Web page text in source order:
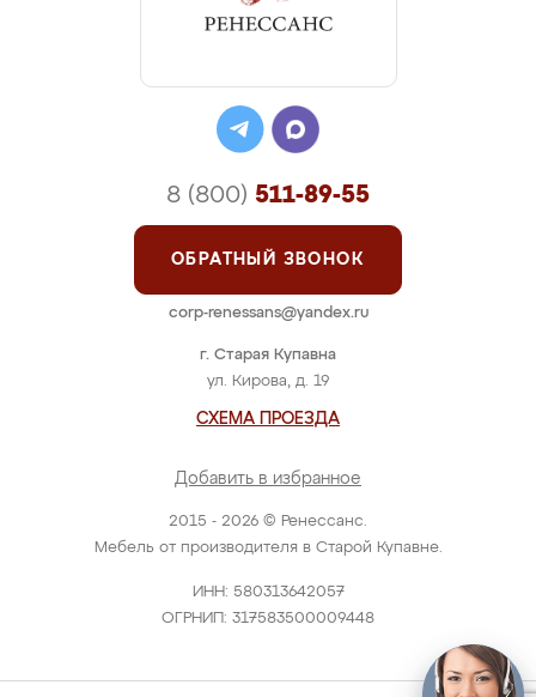
2015 - 2026 © Ренессанс.
Мебель от производителя в Старой Купавне.
ИНН: 580313642057
ОГРНИП: 317583500009448
г. Старая Купавна
ул. Кирова, д. 19
СХЕМА ПРОЕЗДА
Добавить в избранное
8 (800) 511-89-55
ОБРАТНЫЙ ЗВОНОК
corp-renessans@yandex.ru